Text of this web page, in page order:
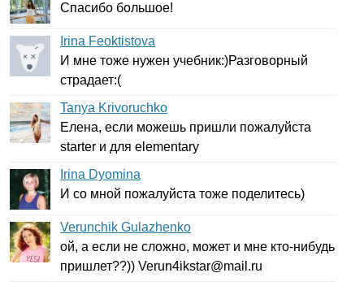
Спасибо большое!
Irina Feoktistova
И мне тоже нужен учебник:)Разговорный
страдает:(
Tanya Krivoruchko
Елена, если можешь пришли пожалуйста
starter и для elementary
Irina Dyomina
И со мной пожалуйста тоже поделитесь)
Verunchik Gulazhenko
ой, а если не сложно, может и мне кто-нибудь
пришлет??)) Verun4ikstar@mail .ru